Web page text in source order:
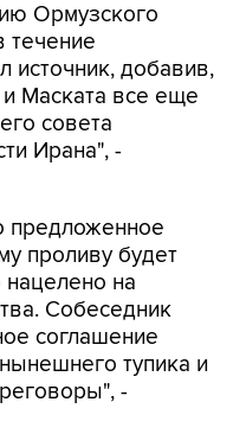
Ормузского
течение
источник, добавив,
Маската все еще
совета
Ирана", -
предложенное
проливу будет
на
Собеседник
соглашение
тупика и
-